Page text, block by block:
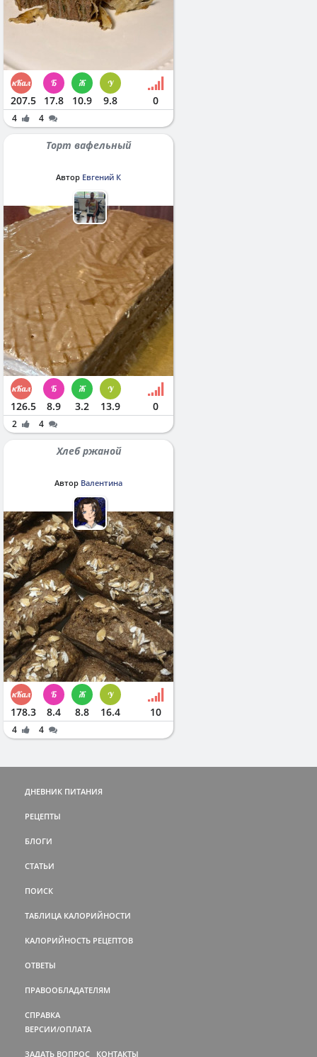
207.5 17.8 10.9 9.8 0
4 4
Торт вафельный
Автор Евгений К
126.5 8.9 3.2 13.9 0
2 4
Хлеб ржаной
Автор Валентина
178.3 8.4 8.8 16.4 10
4 4
ДНЕВНИК ПИТАНИЯ
РЕЦЕПТЫ
БЛОГИ
СТАТЬИ
ПОИСК
ТАБЛИЦА КАЛОРИЙНОСТИ
КАЛОРИЙНОСТЬ РЕЦЕПТОВ
ОТВЕТЫ
ПРАВООБЛАДАТЕЛЯМ
СПРАВКА
ВЕРСИИ/ОПЛАТА
ЗАДАТЬ ВОПРОС КОНТАКТЫ